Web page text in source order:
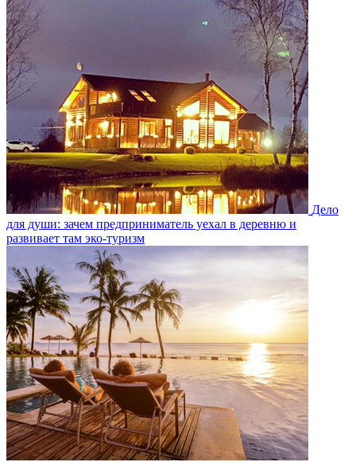
Дело
для души: зачем предприниматель уехал в деревню и
развивает там эко-туризм